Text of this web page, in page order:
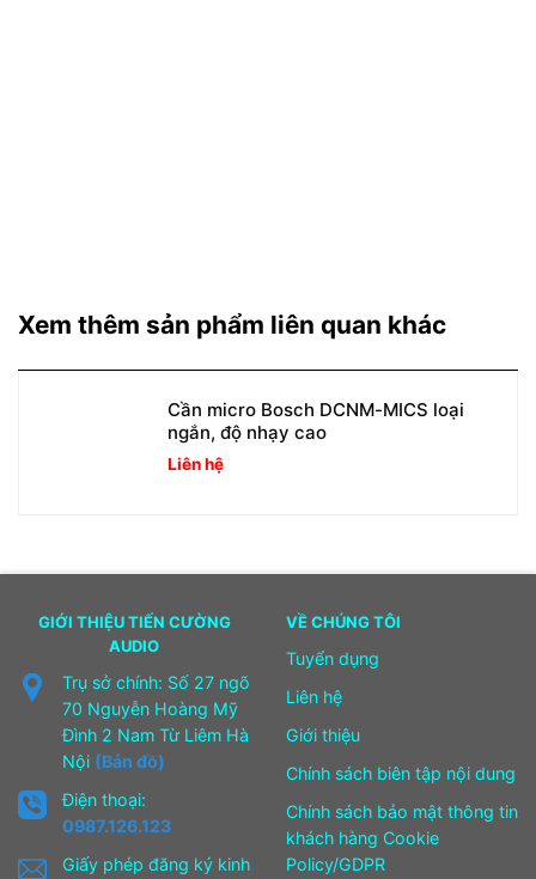
Xem thêm sản phẩm liên quan khác
Cần micro Bosch DCNM-MICS loại
ngắn, độ nhạy cao
Liên hệ
GIỚI THIỆU TIẾN CƯỜNG
AUDIO
Trụ sở chính: Số 27 ngõ
70 Nguyễn Hoàng Mỹ
Đình 2 Nam Từ Liêm Hà
Nội (Bản đồ)
Điện thoại:
0987.126.123
Giấy phép đăng ký kinh
VỀ CHÚNG TÔI
Tuyển dụng
Liên hệ
Giới thiệu
Chính sách biên tập nội dung
Chính sách bảo mật thông tin
khách hàng Cookie
Policy/GDPR